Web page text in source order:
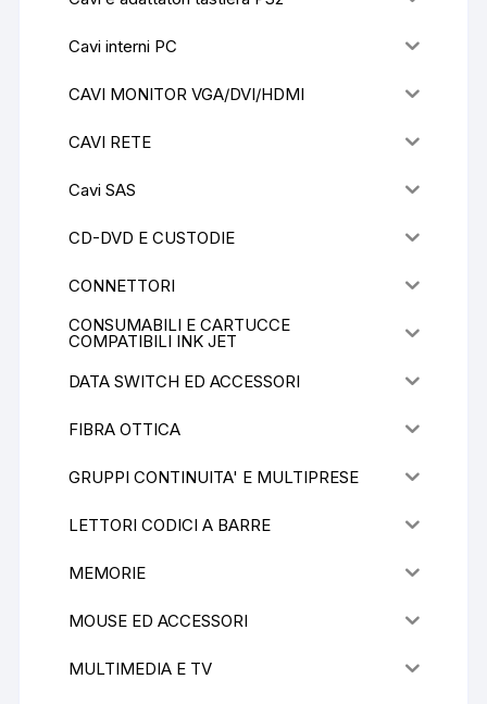
Cavi interni PC
CAVI MONITOR VGA/DVI/HDMI
CAVI RETE
Cavi SAS
CD-DVD E CUSTODIE
CONNETTORI
CONSUMABILI E CARTUCCE
COMPATIBILI INK JET
DATA SWITCH ED ACCESSORI
FIBRA OTTICA
GRUPPI CONTINUITA' E MULTIPRESE
LETTORI CODICI A BARRE
MEMORIE
MOUSE ED ACCESSORI
MULTIMEDIA E TV